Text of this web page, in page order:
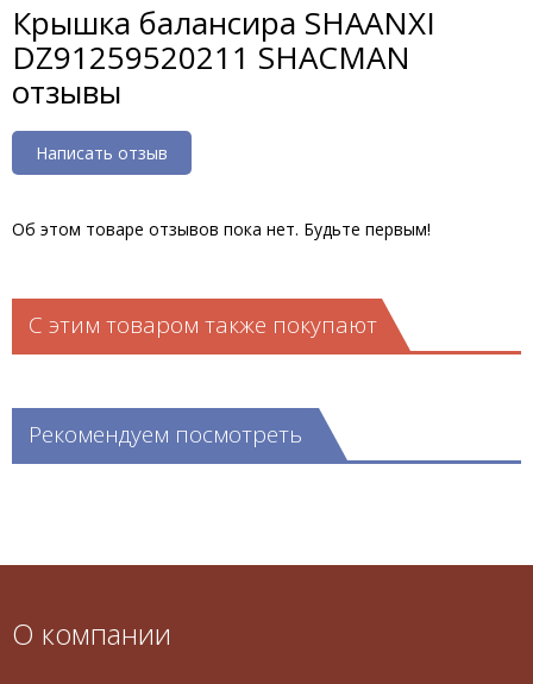
Крышка балансира SHAANXI
DZ91259520211 SHACMAN
отзывы
Написать отзыв
Об этом товаре отзывов пока нет. Будьте первым!
С этим товаром также покупают
Рекомендуем посмотреть
О компании